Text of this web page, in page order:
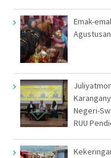
Emak-
Negeri-
RUU